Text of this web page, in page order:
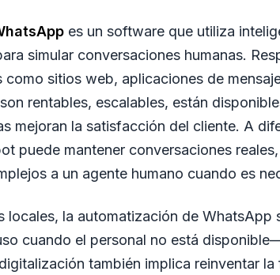
es un software que utiliza
simular conversaciones humanas.
como sitios web, aplicaciones de
rentables, escalables, están
mejoran la satisfacción del cliente. A
puede mantener conversaciones
a un agente humano cuando es
locales, la automatización de
cuando el personal no está
también implica reinventar